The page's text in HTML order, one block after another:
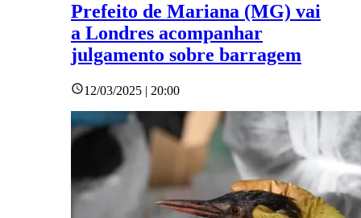
Prefeito de Mariana (MG) vai
a Londres acompanhar
julgamento sobre barragem
12/03/2025 | 20:00